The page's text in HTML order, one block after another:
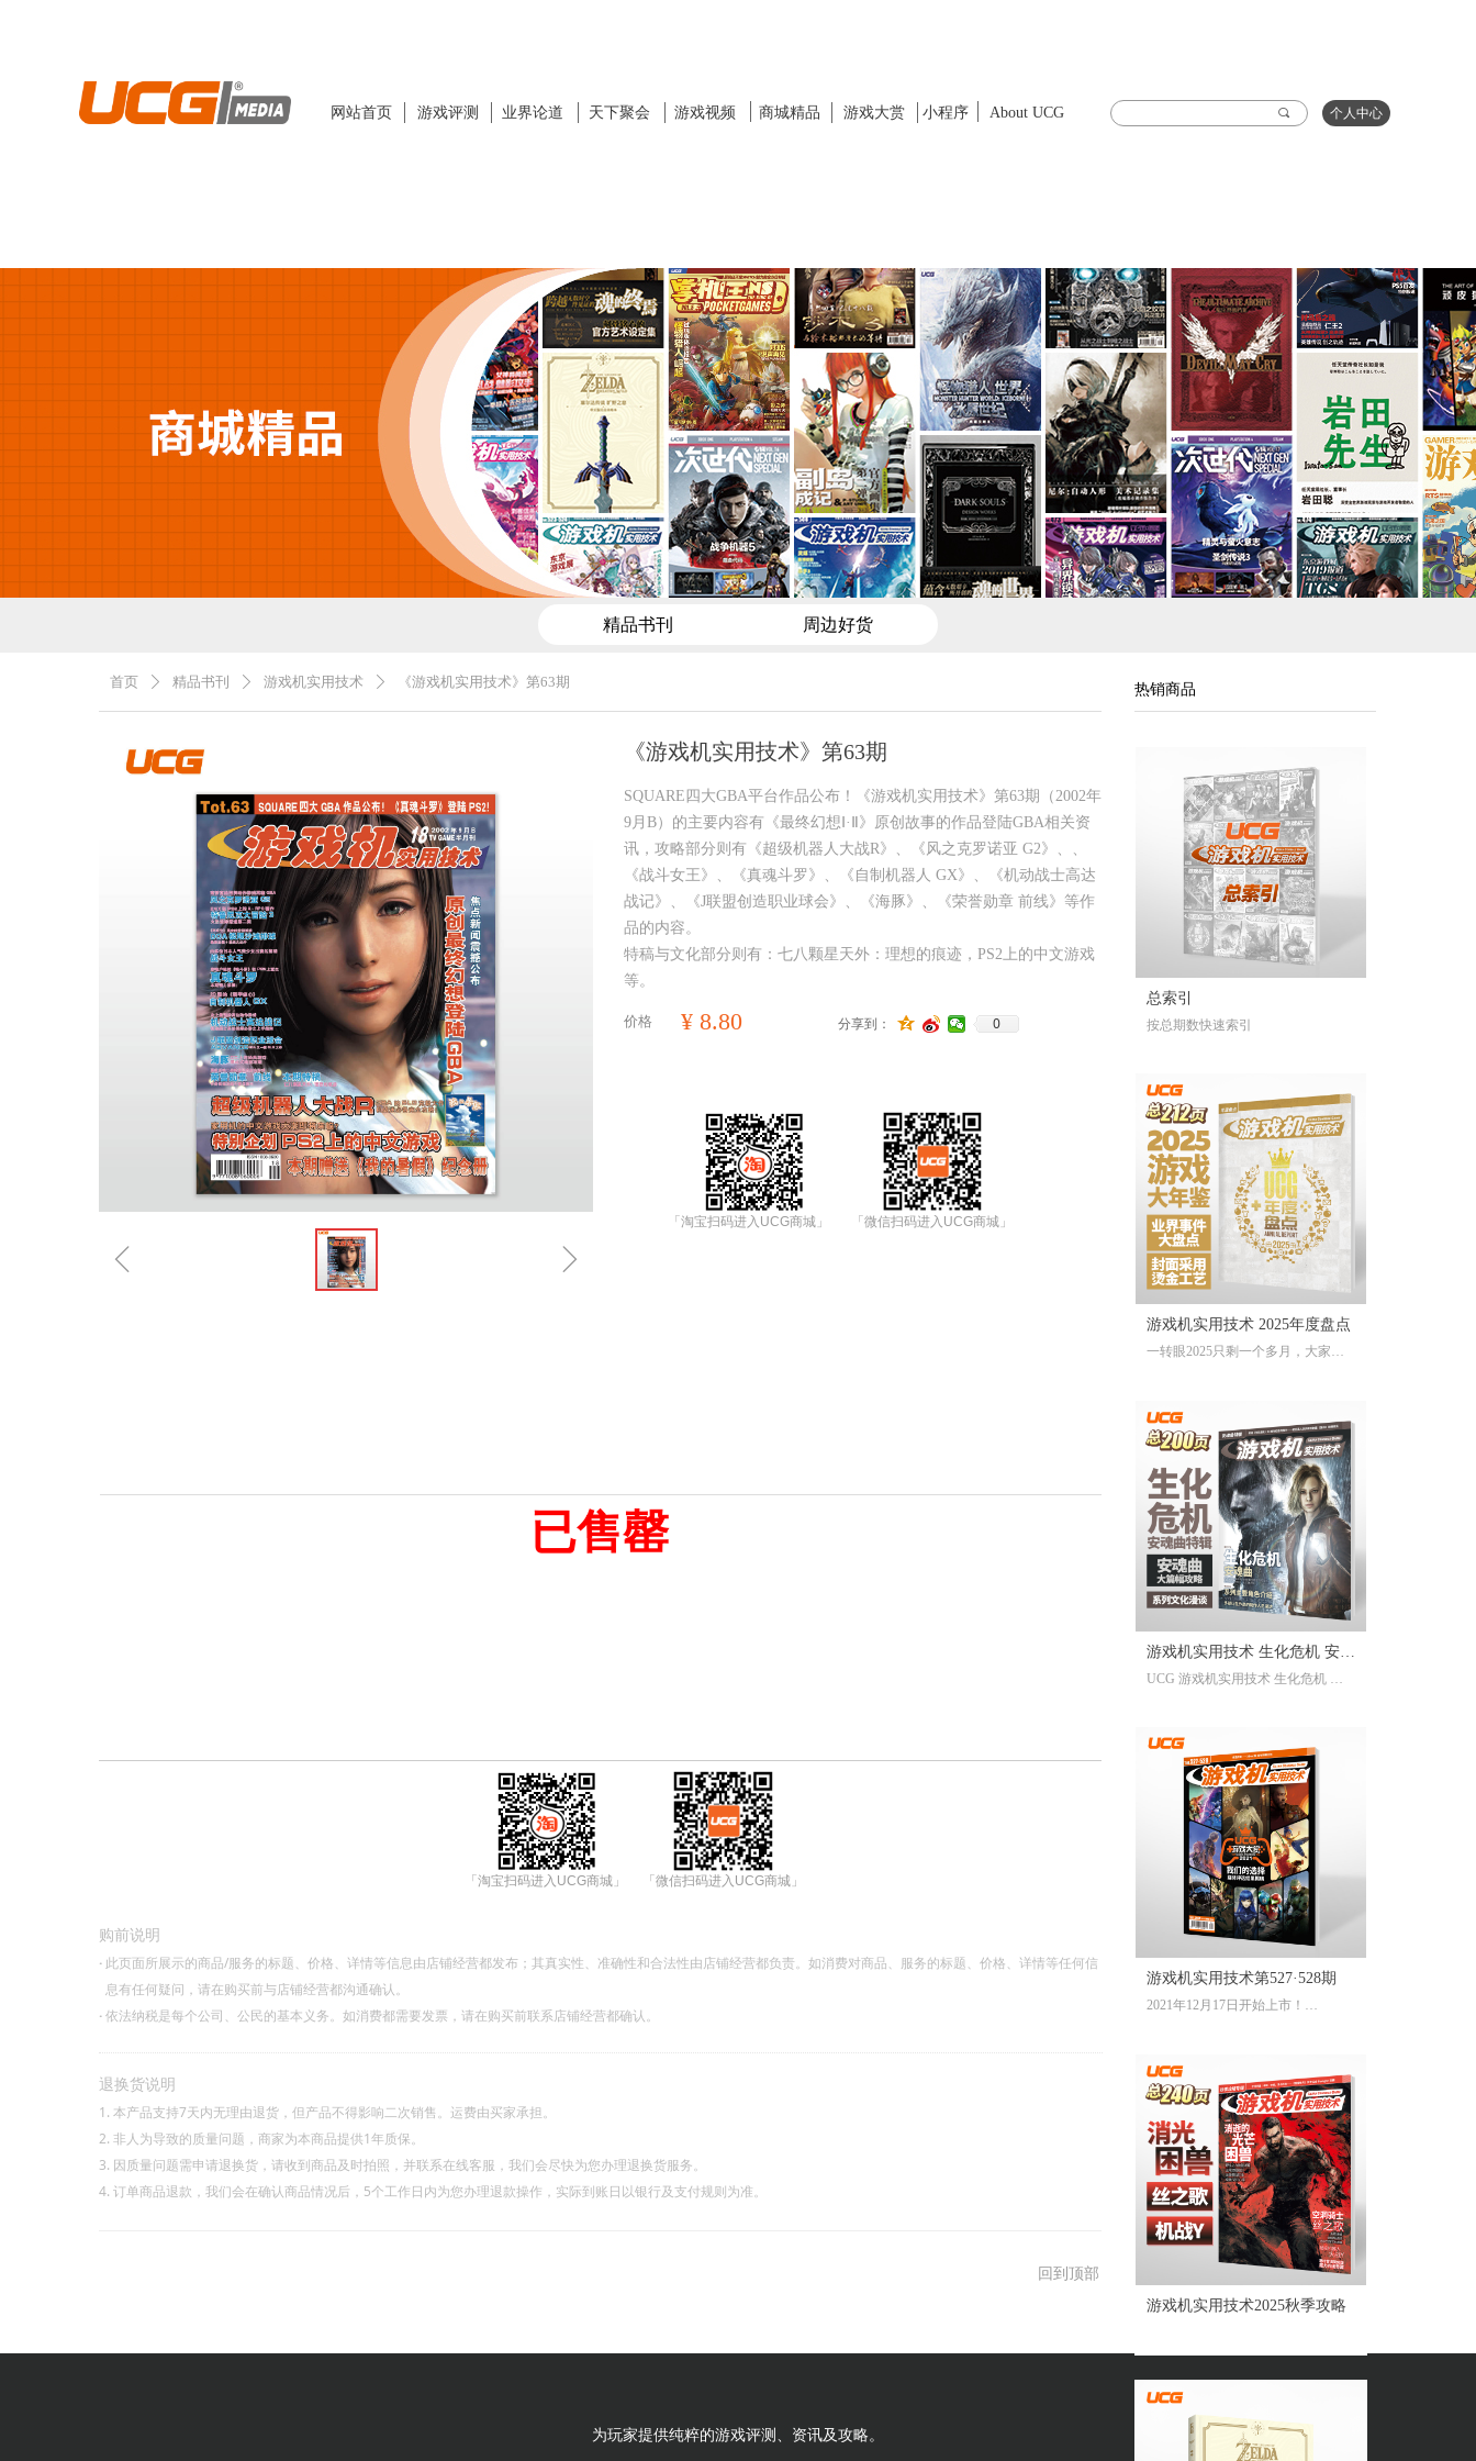
끠
网站首页 商城精品 游戏大赏
业界论道
游戏评测 天下聚会 游戏视频 小程序 About UCG 个人中心
首页 ꄲ 精品书刊 ꄲ 游戏机实用技术 ꄲ 《游戏机实用技术》第63期
ꁆ ꁇ
《游戏机实用技术》第63期
已售罄
价格 ¥ 8.80 分享到： 0
回到顶部
热销商品
「微信扫码进入UCG商城」
「淘宝扫码进入UCG商城」
SQUARE四大GBA平台作品公布！《游戏机实用技术》第63期（2002年
9月B）的主要内容有《最终幻想Ⅰ·Ⅱ》原创故事的作品登陆GBA相关资
讯，攻略部分则有《超级机器人大战R》、《风之克罗诺亚 G2》、、
《战斗女王》、《真魂斗罗》、《自制机器人 GX》、《机动战士高达
战记》、《J联盟创造职业球会》、《海豚》、《荣誉勋章 前线》等作
品的内容。
特稿与文化部分则有：七八颗星天外：理想的痕迹，PS2上的中文游戏
等。
购前说明
· 此页面所展示的商品/服务的标题、价格、详情等信息由店铺经营都发布；其真实性、准确性和合法性由店铺经营都负责。如消费对商品、服务的标题、价格、详情等任何信
息有任何疑问，请在购买前与店铺经营都沟通确认。
·依法纳税是每个公司、公民的基本义务。如消费都需要发票，请在购买前联系店铺经营都确认。
退换货说明
1. 本产品支持7天内无理由退货，但产品不得影响二次销售。运费由买家承担。
2. 非人为导致的质量问题，商家为本商品提供1年质保。
3. 因质量问题需申请退换货，请收到商品及时拍照，并联系在线客服，我们会尽快为您办理退换货服务。
4. 订单商品退款，我们会在确认商品情况后，5个工作日内为您办理退款操作，实际到账日以银行及支付规则为准。
精品书刊 周边好货
总索引
按总期数快速索引
游戏机实用技术 2025年度盘点
一转眼2025只剩一个多月，大家对
前一亮的独立游戏、令人印象深刻
的游戏大事？不记得也不要紧，
《游戏机实用技术 2025年度盘点》
已经帮你全部整合完毕。2025年度
的游戏资讯，看这一本就足够。
继承自UCG每年的年度特辑及合
刊，我们最经典的游戏大年鉴、游
戏大盘点栏目依然在线；年年有今
日岁岁有今朝，UCG小编们心目中
以聚众锐评环节，想要来围观吐槽
的朋友们也请绝对不要放过。此
多打赢复活赛的攻略栏目“实用至上
主义”——最全面的游戏盘点，最详
尽的年鉴资料，更有小而美周边随
限定版档位一起赠送，收藏价值妥
游戏机实用技术 生化危机 安魂
曲特辑
UCG 游戏机实用技术 生化危机 安
游戏机实用技术第527·528期
2021年12月17日开始上市！
游戏机实用技术2025秋季攻略
「微信扫码进入UCG商城」
「淘宝扫码进入UCG商城」
为玩家提供纯粹的游戏评测、资讯及攻略。